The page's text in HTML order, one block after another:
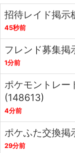
招待レイド掲示
45秒前
フレンド募集掲
1分前
ポケモントレー
(148613)
4分前
ポケふた交換掲
29分前